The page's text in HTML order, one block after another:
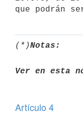
(*)Notas:
Ver en esta
Artículo 4